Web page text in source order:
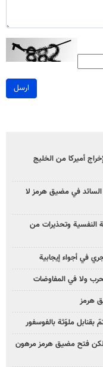
ارسل
أميركا من الخليج
السائد في مضيق هرمز لا
النفسية وتحذيرات من
في أجواء إيجابية
ولا في المفاوضات
هرمز
بقنابل ملوّثة بالفوسفور
لكن فتح مضيق هرمز مرهون